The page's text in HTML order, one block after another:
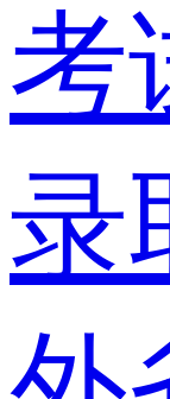
考
录